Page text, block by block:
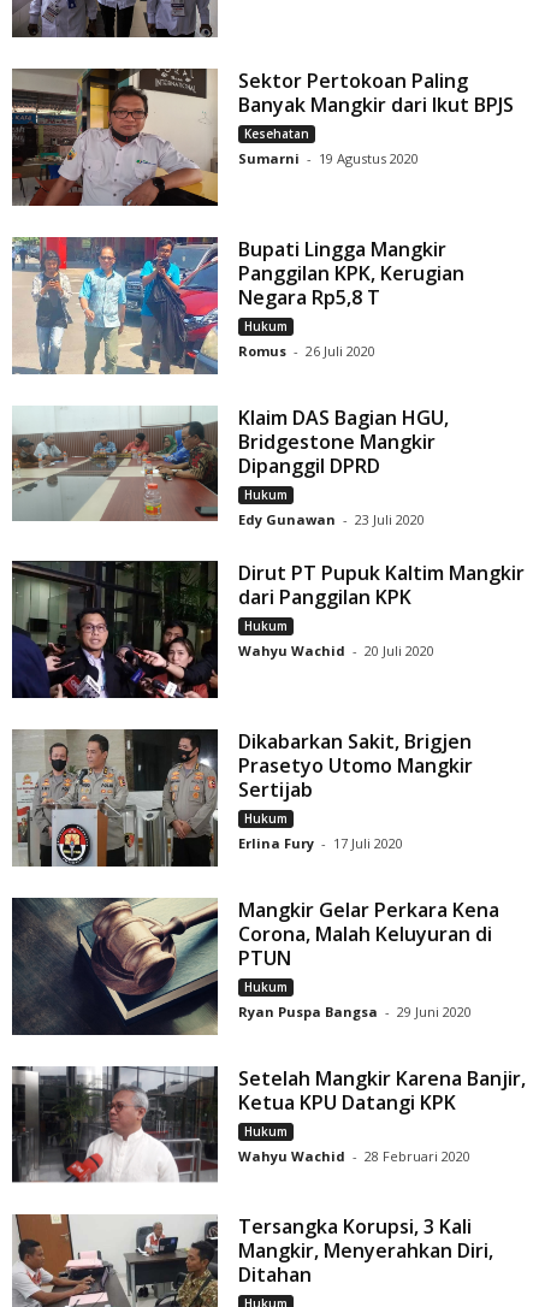
Sektor Pertokoan Paling
Banyak Mangkir dari Ikut BPJS
Kesehatan
Sumarni - 19 Agustus 2020
Bupati Lingga Mangkir
Panggilan KPK, Kerugian
Negara Rp5,8 T
Hukum
Romus - 26 Juli 2020
Klaim DAS Bagian HGU,
Bridgestone Mangkir
Dipanggil DPRD
Hukum
Edy Gunawan - 23 Juli 2020
Dirut PT Pupuk Kaltim Mangkir
dari Panggilan KPK
Hukum
Wahyu Wachid - 20 Juli 2020
Dikabarkan Sakit, Brigjen
Prasetyo Utomo Mangkir
Sertijab
Hukum
Erlina Fury - 17 Juli 2020
Mangkir Gelar Perkara Kena
Corona, Malah Keluyuran di
PTUN
Hukum
Ryan Puspa Bangsa - 29 Juni 2020
Setelah Mangkir Karena Banjir,
Ketua KPU Datangi KPK
Hukum
Wahyu Wachid - 28 Februari 2020
Tersangka Korupsi, 3 Kali
Mangkir, Menyerahkan Diri,
Ditahan
Hukum